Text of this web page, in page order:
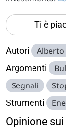
Ti è
Autori Alberto
Argomenti
Segnali
Strumenti
Opinione